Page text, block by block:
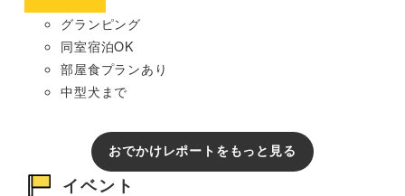
グランピング
同室宿泊OK
部屋食プランあり
中型犬まで
おでかけレポートをもっと見る
イベント